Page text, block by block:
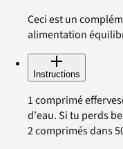
Ceci est un
alimentation
Instructions
1 comprimé
d'eau. Si tu perds
2 comprimés dans